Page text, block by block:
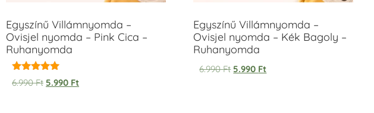
Egyszínű Villámnyomda –
Ovisjel nyomda – Pink Cica –
Ruhanyomda
Értékelés:
5.00
6.990Ft 5.990 Ft
Egyszínű Villámnyomda –
Ovisjel nyomda – Kék Bagoly –
Ruhanyomda
6.990Ft 5.990 Ft